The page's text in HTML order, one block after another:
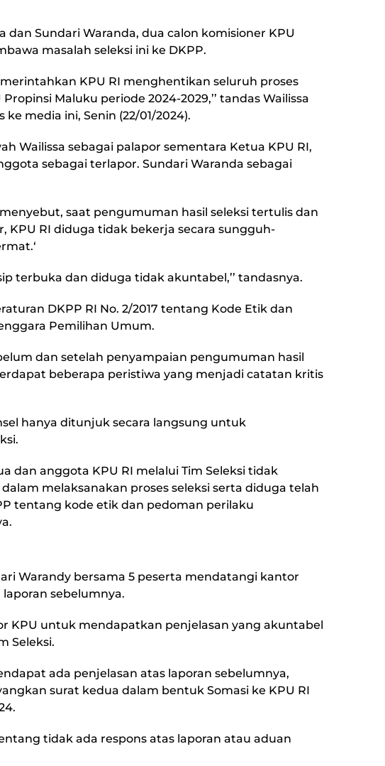
dan Sundari Waranda, dua calon komisioner KPU
masalah seleksi ini ke DKPP.
KPU RI menghentikan seluruh proses
Maluku periode 2024-2029,’’ tandas Wailissa
media ini, Senin (22/01/2024).
Wailissa sebagai palapor sementara Ketua KPU RI,
sebagai terlapor. Sundari Waranda sebagai
saat pengumuman hasil seleksi tertulis dan
KPU RI diduga tidak bekerja secara sungguh-
terbuka dan diduga tidak akuntabel,’’ tandasnya.
DKPP RI No. 2/2017 tentang Kode Etik dan
Pemilihan Umum.
dan setelah penyampaian pengumuman hasil
beberapa peristiwa yang menjadi catatan kritis
hanya ditunjuk secara langsung untuk
dan anggota KPU RI melalui Tim Seleksi tidak
melaksanakan proses seleksi serta diduga telah
tentang kode etik dan pedoman perilaku
Warandy bersama 5 peserta mendatangi kantor
sebelumnya.
KPU untuk mendapatkan penjelasan yang akuntabel
Seleksi.
ada penjelasan atas laporan sebelumnya,
surat kedua dalam bentuk Somasi ke KPU RI
tidak ada respons atas laporan atau aduan